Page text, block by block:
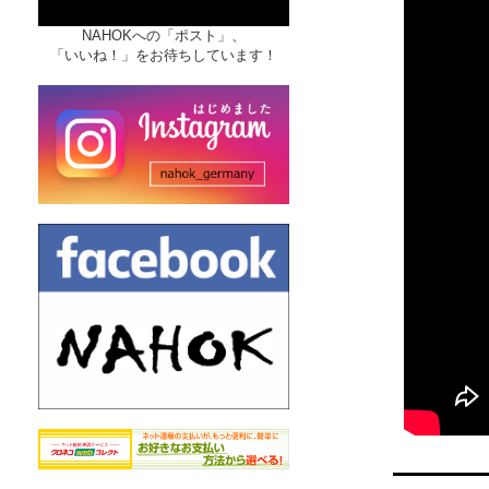
NAHOKへの「ポスト」、
「いいね！」をお待ちしています！